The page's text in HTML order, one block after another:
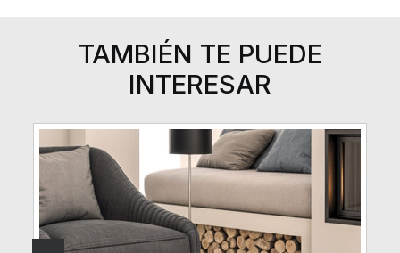
TAMBIÉN TE PUEDE
INTERESAR